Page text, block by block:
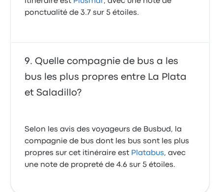
ponctualité de 3.7 sur 5 étoiles.
Quelle compagnie de bus a les
bus les plus propres entre La Plata
et Saladillo?
Selon les avis des voyageurs de Busbud, la
compagnie de bus dont les bus sont les plus
propres sur cet itinéraire est Platabus, avec
une note de propreté de 4.6 sur 5 étoiles.